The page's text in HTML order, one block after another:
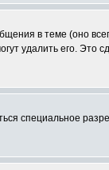
в теме (оно
удалить его. Это
специальное